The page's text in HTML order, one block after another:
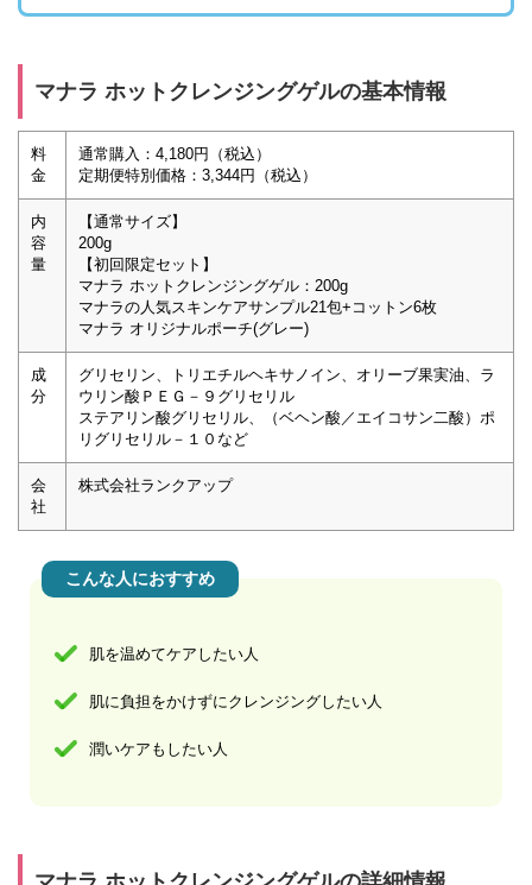
マナラ ホットクレンジングゲルの基本情報
料
金
通常購入：4,180円（税込）
定期便特別価格：3,344円（税込）
内
容
量
【通常サイズ】
200g
【初回限定セット】
マナラ ホットクレンジングゲル：200g
マナラの人気スキンケアサンプル21包+コットン6枚
マナラ オリジナルポーチ(グレー)
成
分
グリセリン、トリエチルヘキサノイン、オリーブ果実油、ラ
ウリン酸ＰＥＧ－９グリセリル
ステアリン酸グリセリル、（ベヘン酸／エイコサン二酸）ポ
リグリセリル－１０など
会
社
株式会社ランクアップ
こんな人におすすめ
肌を温めてケアしたい人
肌に負担をかけずにクレンジングしたい人
潤いケアもしたい人